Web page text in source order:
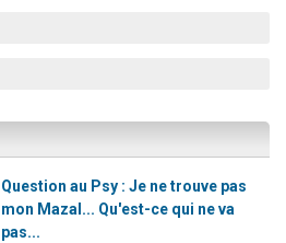
Question au Psy : Je ne trouve pas
mon Mazal... Qu'est-ce qui ne va
pas...